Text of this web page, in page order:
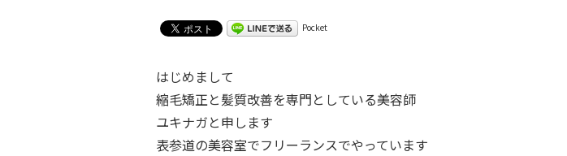
Pocket
はじめまして
縮毛矯正と髪質改善を専門としている美容師
ユキナガと申します
表参道の美容室でフリーランスでやっています